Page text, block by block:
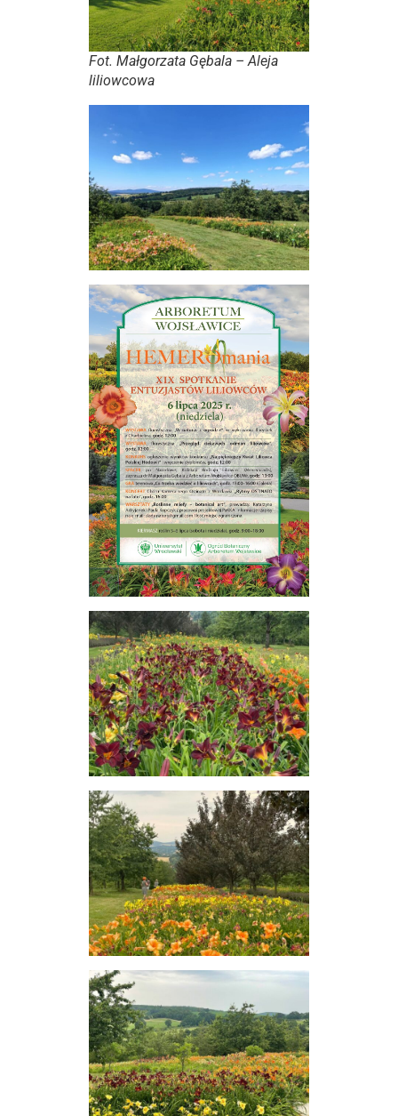
Fot. Małgorzata Gębala – Aleja
liliowcowa